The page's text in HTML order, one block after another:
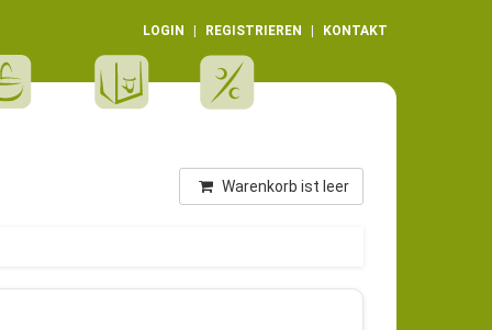
LOGIN REGISTRIEREN KONTAKT
Warenkorb ist leer